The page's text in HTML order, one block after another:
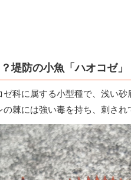
堤防の小魚「ハオコゼ」
科に属する小型種で、浅い
棘には強い毒を持ち、刺され